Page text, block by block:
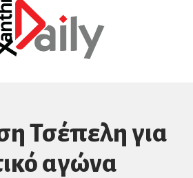
Τσέπελη για
αγώνα